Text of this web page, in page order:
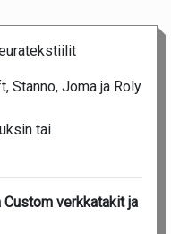
Stanno, Joma ja Roly
tai
verkkatakit ja